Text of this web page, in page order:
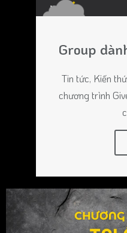
Group
Tin tức, Kiến
chương trình